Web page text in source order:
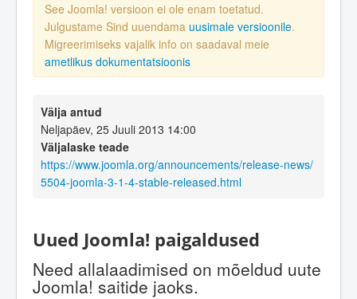
See Joomla! versioon ei ole enam toetatud.
Julgustame Sind uuendama uusimale versioonile.
Migreerimiseks vajalik info on saadaval meie
ametlikus dokumentatsioonis
Välja antud
Neljapäev, 25 Juuli 2013 14:00
Väljalaske teade
https://www.joomla.org/announcements/release-news/
5504-joomla-3-1-4-stable-released.html
Uued Joomla! paigaldused
Need allalaadimised on mõeldud uute
Joomla! saitide jaoks.